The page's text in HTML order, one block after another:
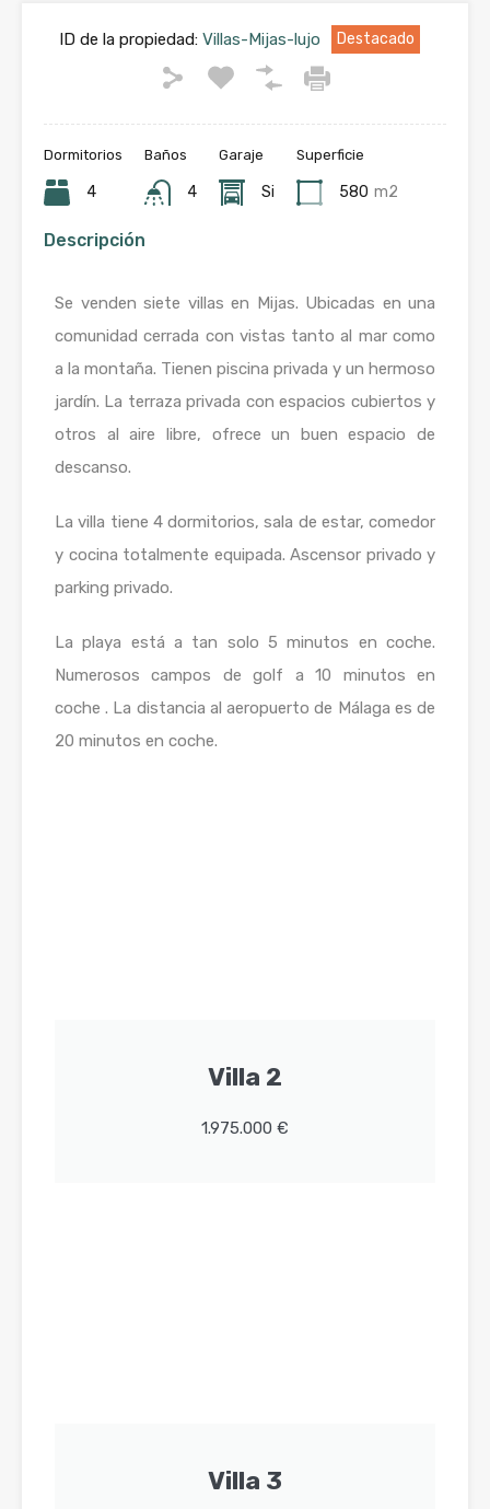
ID de la propiedad: Villas-Mijas-lujo Destacado
Dormitorios
4
Baños
4
Garaje
Si
Superficie
580 m2
Descripción
Se venden siete villas en Mijas. Ubicadas en una
comunidad cerrada con vistas tanto al mar como
a la montaña. Tienen piscina privada y un hermoso
jardín. La terraza privada con espacios cubiertos y
otros al aire libre, ofrece un buen espacio de
descanso.
La villa tiene 4 dormitorios, sala de estar, comedor
y cocina totalmente equipada. Ascensor privado y
parking privado.
La playa está a tan solo 5 minutos en coche.
Numerosos campos de golf a 10 minutos en
coche . La distancia al aeropuerto de Málaga es de
20 minutos en coche.
Villa 2
1.975.000 €
Villa 3